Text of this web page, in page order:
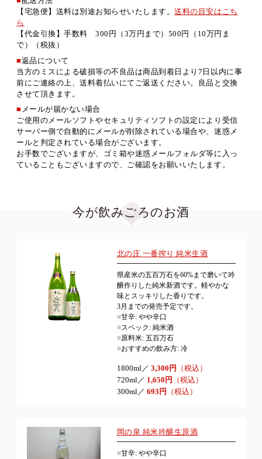
【宅急便】送料は別途お知らせいたします。送料の目安はこち
ら
【代金引換】手数料 300円（3万円まで）500円（10万円ま
で）（税抜）
■返品について
当方のミスによる破損等の不良品は商品到着日より7日以内に事
前にご連絡の上、送料着払いにてご返送ください。良品と交換
させて頂きます。
■ メールが届かない場合
ご使用のメールソフトやセキュリティソフトの設定により受信
サーバー側で自動的にメールが削除されている場合や、迷惑メ
ールと判定されている場合がございます。
お手数でございますが、ゴミ箱や迷惑メールフォルダ等に入っ
ていることもございますので、ご確認をお願いいたします。
今が飲みごろのお酒
北の庄 一番搾り 純米生酒
県産米の五百万石を60%まで磨いて吟
醸作りした純米新酒です。軽やかな
味とスッキリした香りです。
3月までの発売予定です。
■甘辛: やや辛口
■スペック: 純米酒
■原料米: 五百万石
■おすすめの飲み方: 冷
1800ml／ 3,300円 （税込）
720ml／ 1,650円 （税込）
300ml／ 693円 （税込）
岡の泉 純米吟醸生原酒
■甘辛: やや辛口